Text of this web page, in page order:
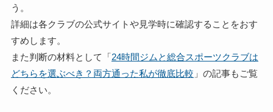
う。
詳細は各クラブの公式サイトや見学時に確認することをおす
すめします。
また判断の材料として「24時間ジムと総合スポーツクラブは
どちらを選ぶべき？両方通った私が徹底比較 」の記事もご覧
ください。